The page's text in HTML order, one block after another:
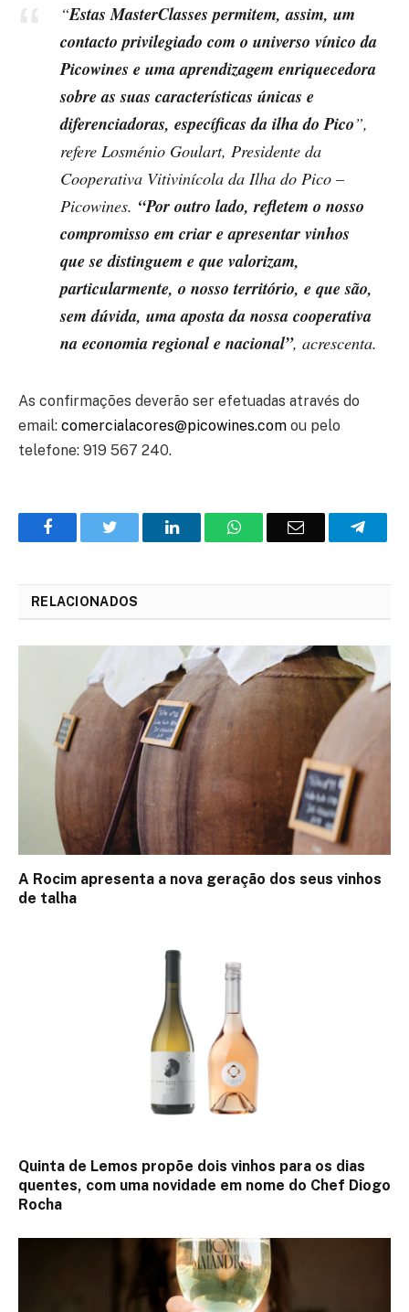
“Estas MasterClasses permitem, assim, um
contacto privilegiado com o universo vínico da
Picowines e uma aprendizagem enriquecedora
sobre as suas características únicas e
diferenciadoras, específicas da ilha do Pico”,
refere Losménio Goulart, Presidente da
Cooperativa Vitivinícola da Ilha do Pico –
Picowines. “Por outro lado, refletem o nosso
compromisso em criar e apresentar vinhos
que se distinguem e que valorizam,
particularmente, o nosso território, e que são,
sem dúvida, uma aposta da nossa cooperativa
na economia regional e nacional”, acrescenta.
As confirmações deverão ser efetuadas através do
email: comercialacores@picowines.com ou pelo
telefone: 919 567 240.
FacebookTwitter
O
WhatsAppE-
RELACIONADOS
A Rocim apresenta a nova geração dos seus vinhos
de talha
Quinta de Lemos propõe dois vinhos para os dias
quentes, com uma novidade em nome do Chef Diogo
Rocha